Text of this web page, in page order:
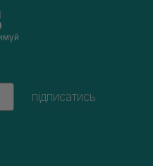
підписатись